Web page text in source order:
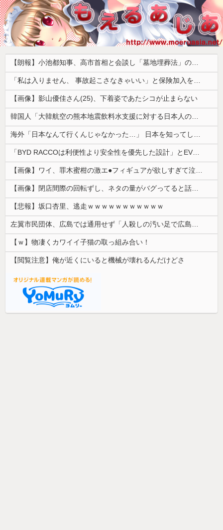
【朗報】小池都知事、高市首相と会談し「墓地埋葬法」の改正を要請 国と都が連携し民間への指導強化を進める方向で一致
「私は入りません、 事故起こさなきゃいい」と保険加入を勧められた推し活民が反発、保険代が勿体無いし事故起こしたとして……
【画像】影山優佳さん(25)、下着姿であたシコが止まらない
韓国人「大韓航空の熊本地震飲料水支援に対する日本人の反応をご覧ください・・・」→「」
海外「日本なんて行くんじゃなかった…」 日本を知ってしまったディズニー信者、帰国後『本家』に失望する事態に
「BYD RACCOは利便性より安全性を優先した設計」とEV推進派がスカスカ構造を絶賛、これがRACCOの一番の特徴よな
【画像】ワイ、罪木蜜柑の激エ●フィギュアが欲しすぎて泣く・・・・・・
【画像】閉店間際の回転ずし、ネタの量がバグってると話題にｗｗｗｗｗ
【悲報】坂口杏里、逃走ｗｗｗｗｗｗｗｗｗｗｗ
左翼市民団体、広島では通用せず「人殺しの汚い足で広島の土を踏むな！」→広島県民「お前らの方が汚いんじゃ！」「ワシらが広島県民じゃ」
【ｗ】物凄くカワイイ子猫の取っ組み合い！
【閲覧注意】俺が近くにいると機械が壊れるんだけどさ